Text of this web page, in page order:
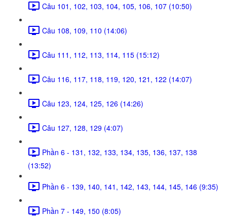
Câu 101, 102, 103, 104, 105, 106, 107 (10:50)
Câu 108, 109, 110 (14:06)
Câu 111, 112, 113, 114, 115 (15:12)
Câu 116, 117, 118, 119, 120, 121, 122 (14:07)
Câu 123, 124, 125, 126 (14:26)
Câu 127, 128, 129 (4:07)
Phần 6 - 131, 132, 133, 134, 135, 136, 137, 138
(13:52)
Phần 6 - 139, 140, 141, 142, 143, 144, 145, 146 (9:35)
Phần 7 - 149, 150 (8:05)